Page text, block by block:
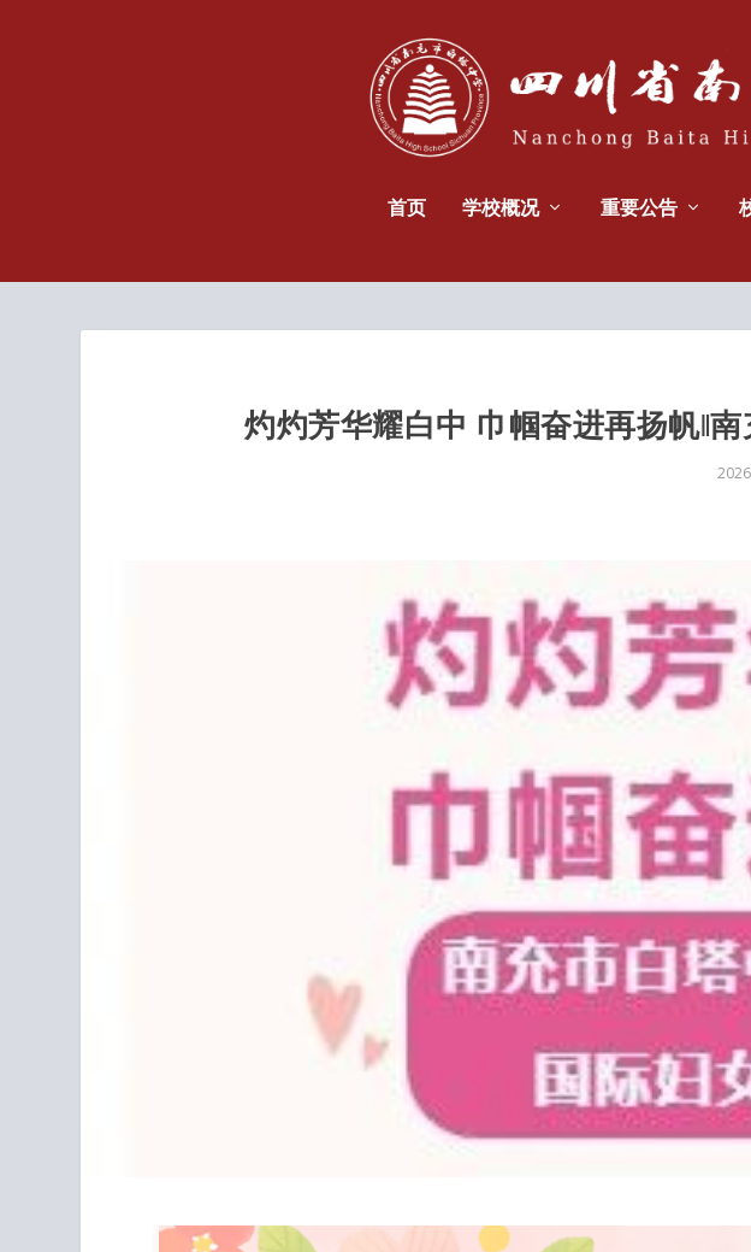
首页 学校概况 重要公告
灼灼芳华耀白中 巾帼奋进再扬帆‖